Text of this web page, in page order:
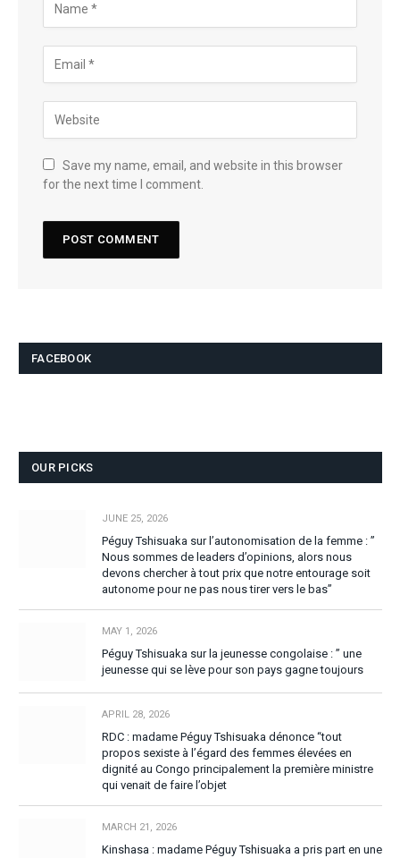
Save my name, email, and website in this browser
for the next time I comment.
FACEBOOK
OUR PICKS
JUNE 25, 2026
Péguy Tshisuaka sur l’autonomisation de la femme : ”
Nous sommes de leaders d’opinions, alors nous
devons chercher à tout prix que notre entourage soit
autonome pour ne pas nous tirer vers le bas”
MAY 1, 2026
Péguy Tshisuaka sur la jeunesse congolaise : ” une
jeunesse qui se lève pour son pays gagne toujours
APRIL 28, 2026
RDC : madame Péguy Tshisuaka dénonce “tout
propos sexiste à l’égard des femmes élevées en
dignité au Congo principalement la première ministre
qui venait de faire l’objet
MARCH 21, 2026
Kinshasa : madame Péguy Tshisuaka a pris part en une